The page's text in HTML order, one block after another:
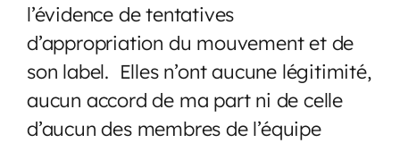
l’évidence de tentatives
d’appropriation du mouvement et de
son label. Elles n’ont aucune légitimité,
aucun accord de ma part ni de celle
d’aucun des membres de l’équipe